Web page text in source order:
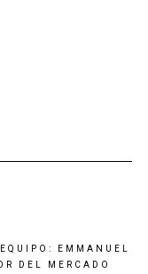
EMMANUEL
DEL MERCADO